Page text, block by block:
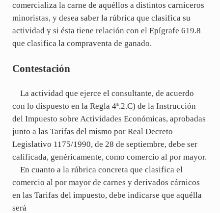
comercializa la carne de aquéllos a distintos carniceros
minoristas, y desea saber la rúbrica que clasifica su
actividad y si ésta tiene relación con el Epígrafe 619.8
que clasifica la compraventa de ganado.
Contestación
La actividad que ejerce el consultante, de acuerdo
con lo dispuesto en la Regla 4ª.2.C) de la Instrucción
del Impuesto sobre Actividades Económicas, aprobadas
junto a las Tarifas del mismo por Real Decreto
Legislativo 1175/1990, de 28 de septiembre, debe ser
calificada, genéricamente, como comercio al por mayor.
En cuanto a la rúbrica concreta que clasifica el
comercio al por mayor de carnes y derivados cárnicos
en las Tarifas del impuesto, debe indicarse que aquélla
será